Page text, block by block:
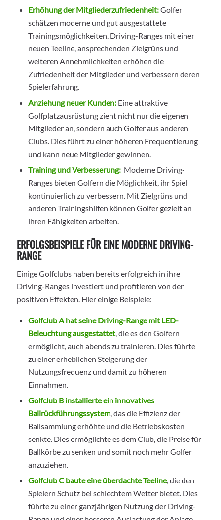
Erhöhung der Mitgliederzufriedenheit:Golfer
schätzen moderne und gut ausgestattete
Trainingsmöglichkeiten. Driving-Ranges mit einer
neuen Teeline, ansprechenden Zielgrüns und
weiteren Annehmlichkeiten erhöhen die
Zufriedenheit der Mitglieder und verbessern deren
Spielerfahrung.
Anziehung neuer Kunden:Eine attraktive
Golfplatzausrüstung zieht nicht nur die eigenen
Mitglieder an, sondern auch Golfer aus anderen
Clubs. Dies führt zu einer höheren Frequentierung
und kann neue Mitglieder gewinnen.
Training und Verbesserung:Moderne Driving-
Ranges bieten Golfern die Möglichkeit, ihr Spiel
kontinuierlich zu verbessern. Mit Zielgrüns und
anderen Trainingshilfen können Golfer gezielt an
ihren Fähigkeiten arbeiten.
ERFOLGSBEISPIELE FÜR EINE MODERNE DRIVING-
RANGE
Einige Golfclubs haben bereits erfolgreich in ihre
Driving-Ranges investiert und profitieren von den
positiven Effekten. Hier einige Beispiele:
Golfclub A hat seine Driving-Range mit LED-
Beleuchtung ausgestattet, die es den Golfern
ermöglicht, auch abends zu trainieren. Dies führte
zu einer erheblichen Steigerung der
Nutzungsfrequenz und damit zu höheren
Einnahmen.
Golfclub B installierte ein innovatives
Ballrückführungssystem, das die Effizienz der
Ballsammlung erhöhte und die Betriebskosten
senkte. Dies ermöglichte es dem Club, die Preise für
Ballkörbe zu senken und somit noch mehr Golfer
anzuziehen.
Golfclub C baute eine überdachte Teeline, die den
Spielern Schutz bei schlechtem Wetter bietet. Dies
führte zu einer ganzjährigen Nutzung der Driving-